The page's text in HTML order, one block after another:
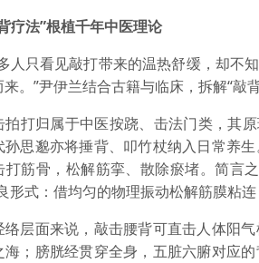
疗法”根植千年中医理论
只看见敲打带来的温热舒缓，却不
。”尹伊兰结合古籍与临床，拆解“敲
归属于中医按跷、击法门类，其原
孙思邈亦将捶背、叩竹杖纳入日常养
打筋骨，松解筋挛、散除瘀堵。简言
形式：借均匀的物理振动松解筋膜粘连
面来说，敲击腰背可直击人体阳气
海；膀胱经贯穿全身，五脏六腑对应